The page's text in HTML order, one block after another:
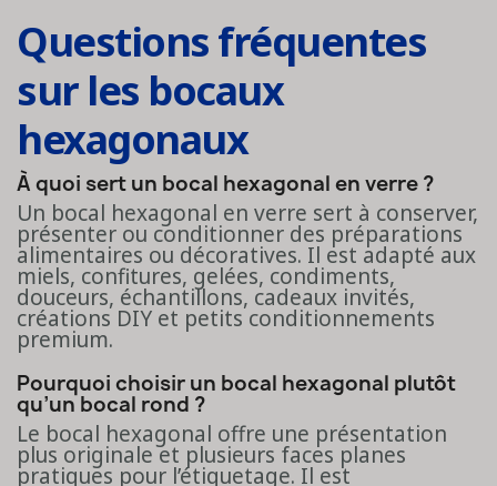
Questions fréquentes
sur les bocaux
hexagonaux
À quoi sert un bocal hexagonal en verre ?
Un bocal hexagonal en verre sert à conserver,
présenter ou conditionner des préparations
alimentaires ou décoratives. Il est adapté aux
miels, confitures, gelées, condiments,
douceurs, échantillons, cadeaux invités,
créations DIY et petits conditionnements
premium.
Pourquoi choisir un bocal hexagonal plutôt
qu’un bocal rond ?
Le bocal hexagonal offre une présentation
plus originale et plusieurs faces planes
pratiques pour l’étiquetage. Il est